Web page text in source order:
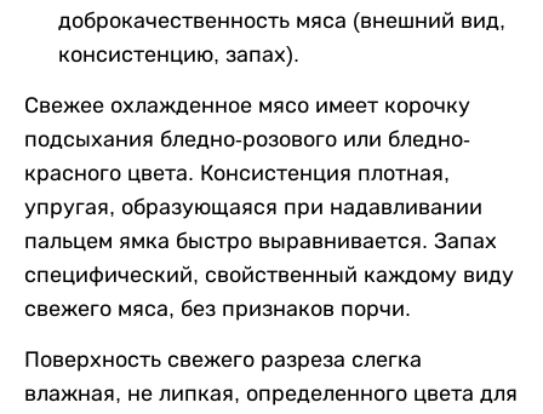
доброкачественность мяса (внешний вид,
консистенцию, запах).
Свежее охлажденное мясо имеет корочку
подсыхания бледно-розового или бледно-
красного цвета. Консистенция плотная,
упругая, образующаяся при надавливании
пальцем ямка быстро выравнивается. Запах
специфический, свойственный каждому виду
свежего мяса, без признаков порчи.
Поверхность свежего разреза слегка
влажная, не липкая, определенного цвета для